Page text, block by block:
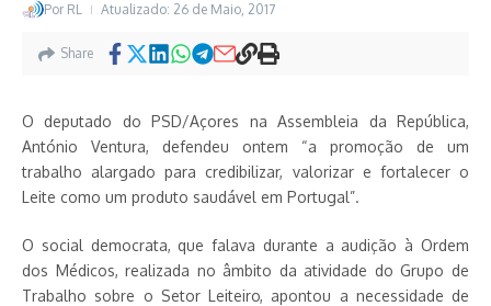
Por RL Atualizado: 26 de Maio, 2017
Share
O deputado do PSD/Açores na Assembleia da República,
António Ventura, defendeu ontem “a promoção de um
trabalho alargado para credibilizar, valorizar e fortalecer o
Leite como um produto saudável em Portugal”.
O social democrata, que falava durante a audição à Ordem
dos Médicos, realizada no âmbito da atividade do Grupo de
Trabalho sobre o Setor Leiteiro, apontou a necessidade de